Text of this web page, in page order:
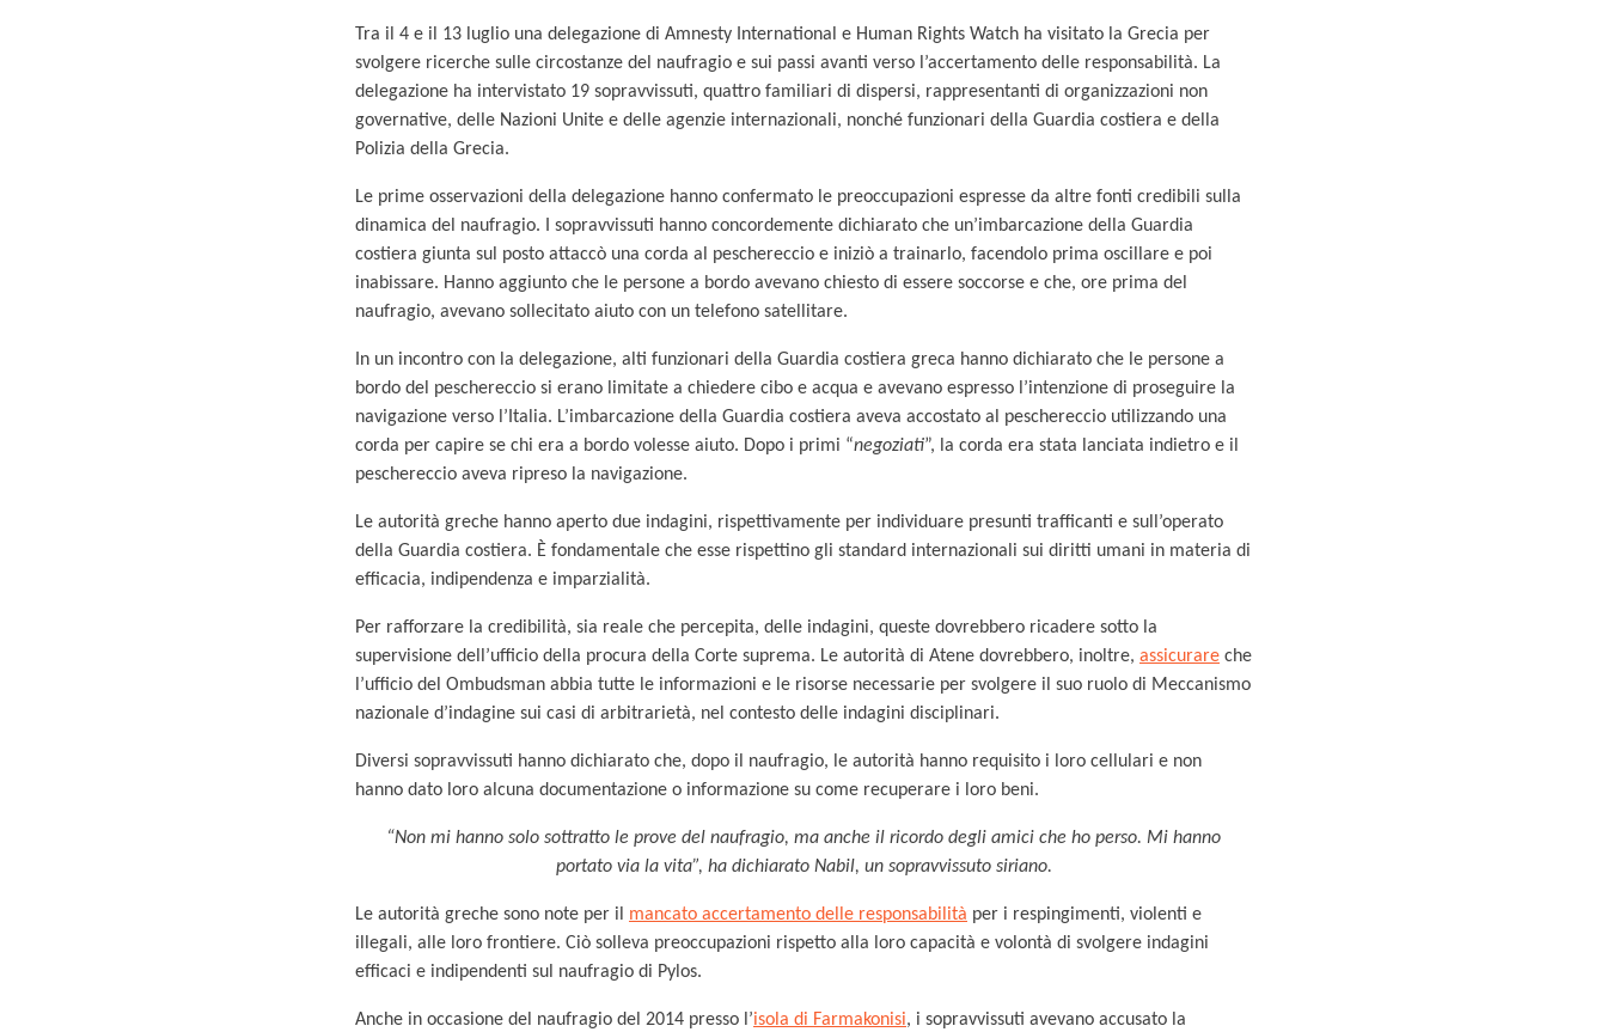
Tra il 4 e il 13 luglio una delegazione di Amnesty International e Human Rights Watch ha visitato la Grecia per
svolgere ricerche sulle circostanze del naufragio e sui passi avanti verso l’accertamento delle responsabilità. La
delegazione ha intervistato 19 sopravvissuti, quattro familiari di dispersi, rappresentanti di organizzazioni non
governative, delle Nazioni Unite e delle agenzie internazionali, nonché funzionari della Guardia costiera e della
Polizia della Grecia.
Le prime osservazioni della delegazione hanno confermato le preoccupazioni espresse da altre fonti credibili sulla
dinamica del naufragio. I sopravvissuti hanno concordemente dichiarato che un’imbarcazione della Guardia
costiera giunta sul posto attaccò una corda al peschereccio e iniziò a trainarlo, facendolo prima oscillare e poi
inabissare. Hanno aggiunto che le persone a bordo avevano chiesto di essere soccorse e che, ore prima del
naufragio, avevano sollecitato aiuto con un telefono satellitare.
In un incontro con la delegazione, alti funzionari della Guardia costiera greca hanno dichiarato che le persone a
bordo del peschereccio si erano limitate a chiedere cibo e acqua e avevano espresso l’intenzione di proseguire la
navigazione verso l’Italia. L’imbarcazione della Guardia costiera aveva accostato al peschereccio utilizzando una
corda per capire se chi era a bordo volesse aiuto. Dopo i primi “negoziati”, la corda era stata lanciata indietro e il
peschereccio aveva ripreso la navigazione.
Le autorità greche hanno aperto due indagini, rispettivamente per individuare presunti trafficanti e sull’operato
della Guardia costiera. È fondamentale che esse rispettino gli standard internazionali sui diritti umani in materia di
efficacia, indipendenza e imparzialità.
Per rafforzare la credibilità, sia reale che percepita, delle indagini, queste dovrebbero ricadere sotto la
supervisione dell’ufficio della procura della Corte suprema. Le autorità di Atene dovrebbero, inoltre, assicurare che
l’ufficio del Ombudsman abbia tutte le informazioni e le risorse necessarie per svolgere il suo ruolo di Meccanismo
nazionale d’indagine sui casi di arbitrarietà, nel contesto delle indagini disciplinari.
Diversi sopravvissuti hanno dichiarato che, dopo il naufragio, le autorità hanno requisito i loro cellulari e non
hanno dato loro alcuna documentazione o informazione su come recuperare i loro beni.
“Non mi hanno solo sottratto le prove del naufragio, ma anche il ricordo degli amici che ho perso. Mi hanno
portato via la vita”, ha dichiarato Nabil, un sopravvissuto siriano.
Le autorità greche sono note per il mancato accertamento delle responsabilità per i respingimenti, violenti e
illegali, alle loro frontiere. Ciò solleva preoccupazioni rispetto alla loro capacità e volontà di svolgere indagini
efficaci e indipendenti sul naufragio di Pylos.
Anche in occasione del naufragio del 2014 presso l’isola di Farmakonisi, i sopravvissuti avevano accusato la